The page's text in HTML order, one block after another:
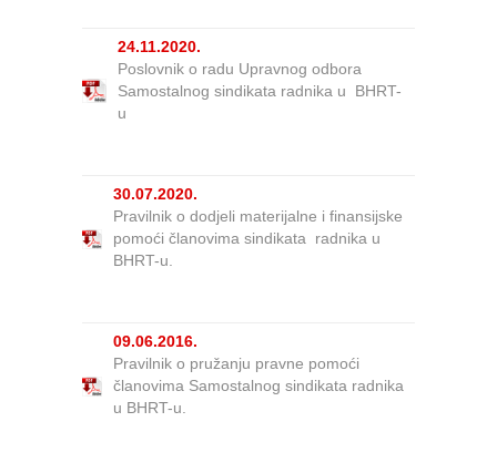
24.11.2020.
Poslovnik o radu Upravnog odbora
Samostalnog sindikata radnika u BHRT-
u
30.07.2020.
Pravilnik o dodjeli materijalne i finansijske
pomoći članovima sindikata radnika u
BHRT-u.
09.06.2016.
Pravilnik o pružanju pravne pomoći
članovima Samostalnog sindikata radnika
u BHRT-u.